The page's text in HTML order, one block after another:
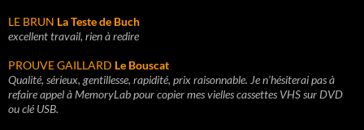
LE BRUN La Teste de Buch
excellent travail, rien à redire
PROUVE GAILLARD Le Bouscat
Qualité, sérieux, gentillesse, rapidité, prix raisonnable. Je n’hésiterai pas à
refaire appel à MemoryLab pour copier mes vielles cassettes VHS sur DVD
ou clé USB.